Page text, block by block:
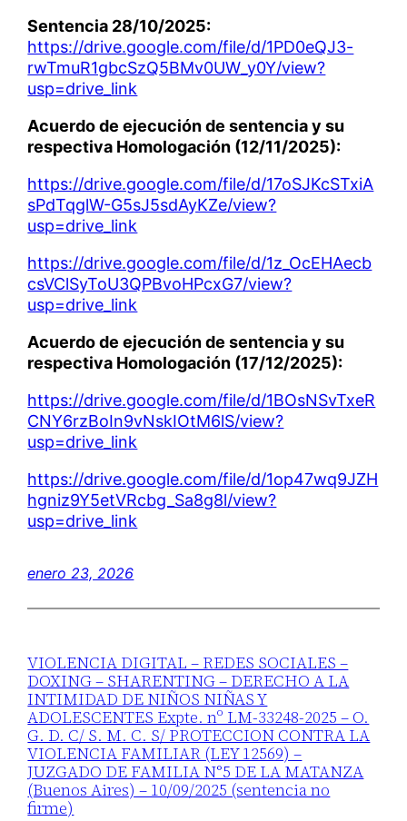
Sentencia 28/10/2025:
https://drive.google.com/file/d/1PD0eQJ3-
rwTmuR1gbcSzQ5BMv0UW_y0Y/view?
usp=drive_link
Acuerdo de ejecución de sentencia y su
respectiva Homologación (12/11/2025):
https://drive.google.com/file/d/17oSJKcSTxiA
sPdTqglW-G5sJ5sdAyKZe/view?
usp=drive_link
https://drive.google.com/file/d/1z_OcEHAecb
csVClSyToU3QPBvoHPcxG7/view?
usp=drive_link
Acuerdo de ejecución de sentencia y su
respectiva Homologación (17/12/2025):
https://drive.google.com/file/d/1BOsNSvTxeR
CNY6rzBoIn9vNskIOtM6lS/view?
usp=drive_link
https://drive.google.com/file/d/1op47wq9JZH
hgniz9Y5etVRcbg_Sa8g8l/view?
usp=drive_link
enero 23, 2026
VIOLENCIA DIGITAL – REDES SOCIALES –
DOXING – SHARENTING – DERECHO A LA
INTIMIDAD DE NIÑOS NIÑAS Y
ADOLESCENTES Expte. nº LM-33248-2025 – O.
G. D. C/ S. M. C. S/ PROTECCION CONTRA LA
VIOLENCIA FAMILIAR (LEY 12569) –
JUZGADO DE FAMILIA N°5 DE LA MATANZA
(Buenos Aires) – 10/09/2025 (sentencia no
firme)